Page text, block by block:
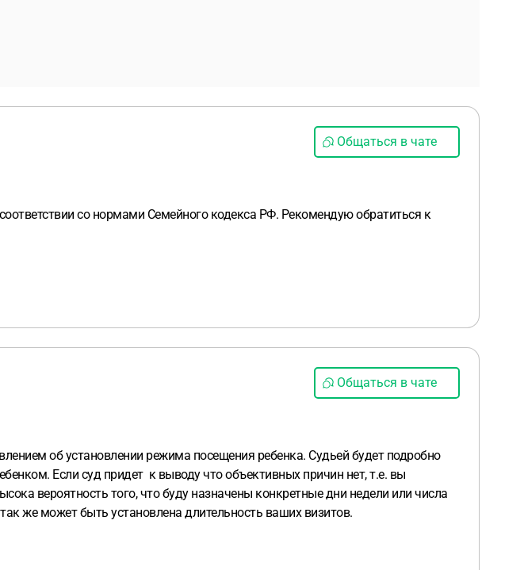
Общаться в чате
со нормами Семейного кодекса РФ. Рекомендую обратиться к
Общаться в чате
об установлении режима посещения ребенка. Судьей будет подробно
Если суд придет к выводу что объективных причин нет, т.е. вы
вероятность того, что буду назначены конкретные дни недели или числа
же может быть установлена длительность ваших визитов.